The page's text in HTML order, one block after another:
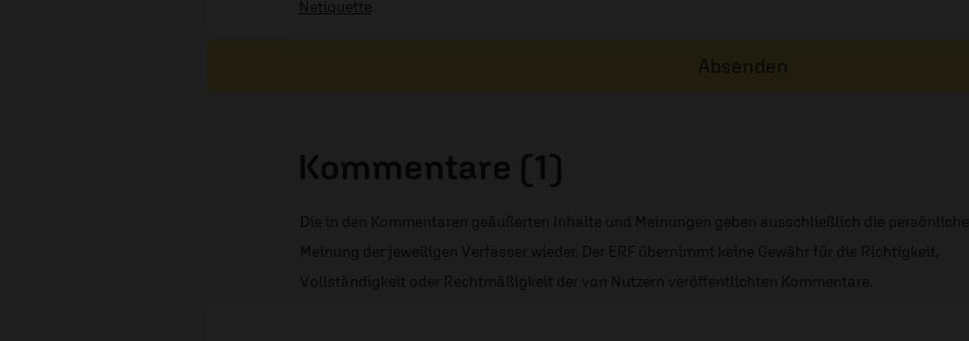
Netiquette
Absenden
Kommentare (1)
Die in den Kommentaren geäußerten Inhalte und Meinungen geben ausschließlich die persönliche
Meinung der jeweiligen Verfasser wieder. Der ERF übernimmt keine Gewähr für die Richtigkeit,
Vollständigkeit oder Rechtmäßigkeit der von Nutzern veröffentlichten Kommentare.